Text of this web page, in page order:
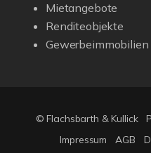
Mietangebote
Renditeobjekte
Gewerbeimmobilien
© Flachsbarth & Kullick
Impressum
AGB